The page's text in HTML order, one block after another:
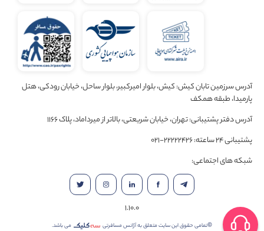
آدرس سرزمین تابان کیش: کیش، بلوار امیرکبیر، بلوار ساحل، خیابان رودکی، هتل
پارمیدا، طبقه همکف
آدرس دفتر پشتیبانی: تهران، خیابان شریعتی، بالاتر از میرداماد، پلاک 1166
پشتیبانی 24 ساعته: 22222426-021
شبکه های اجتماعی:
1.10.0
©تمامی حقوق این سایت متعلق به آژانس مسافرتی می باشد.